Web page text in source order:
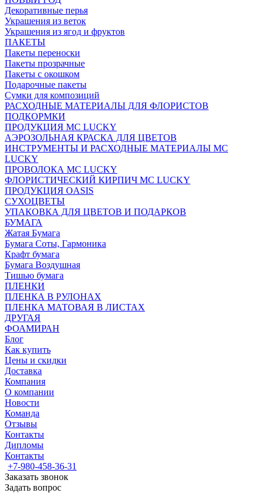
Декоративные перья
Украшения из веток
Украшения из ягод и фруктов
ПАКЕТЫ
Пакеты переноски
Пакеты прозрачные
Пакеты с окошком
Подарочные пакеты
Сумки для композиций
РАСХОДНЫЕ МАТЕРИАЛЫ ДЛЯ ФЛОРИСТОВ
ПОДКОРМКИ
ПРОДУКЦИЯ MC LUCKY
АЭРОЗОЛЬНАЯ КРАСКА ДЛЯ ЦВЕТОВ
ИНСТРУМЕНТЫ И РАСХОДНЫЕ МАТЕРИАЛЫ MC
LUCKY
ПРОВОЛОКА MC LUCKY
ФЛОРИСТИЧЕСКИЙ КИРПИЧ MC LUCKY
ПРОДУКЦИЯ OASIS
СУХОЦВЕТЫ
УПАКОВКА ДЛЯ ЦВЕТОВ И ПОДАРКОВ
БУМАГА
Жатая Бумага
Бумага Соты, Гармоника
Крафт бумага
Бумага Воздушная
Тишью бумага
ПЛЕНКИ
ПЛЕНКА В РУЛОНАХ
ПЛЕНКА МАТОВАЯ В ЛИСТАХ
ДРУГАЯ
ФОАМИРАН
Блог
Как купить
Цены и скидки
Доставка
Компания
О компании
Новости
Команда
Отзывы
Контакты
Дипломы
Контакты
+7-980-458-36-31
Заказать звонок
Задать вопрос